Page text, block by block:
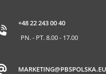
+48 22 243 00 40
PN. - PT. 8.00 - 17.00
MARKETING@PBSPOLSKA.EU